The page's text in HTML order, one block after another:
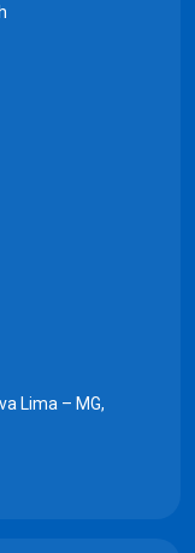
Lima – MG,